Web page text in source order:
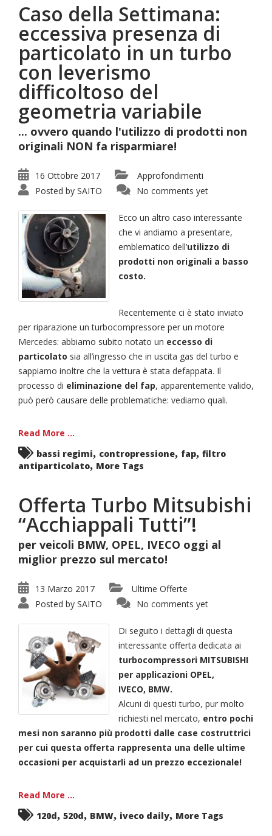
Caso della Settimana:
eccessiva presenza di
particolato in un turbo
con leverismo
difficoltoso del
geometria variabile
... ovvero quando l'utilizzo di prodotti non
originali NON fa risparmiare!
16 Ottobre 2017
Approfondimenti
Posted by SAITO No comments yet
Ecco un altro caso interessante
che vi andiamo a presentare,
emblematico dell’utilizzo di
prodotti non originali a basso
costo.
Recentemente ci è stato inviato
per riparazione un turbocompressore per un motore
Mercedes: abbiamo subito notato un eccesso di
particolato sia all’ingresso che in uscita gas del turbo e
sappiamo inoltre che la vettura è stata defappata. Il
processo di eliminazione del fap, apparentemente valido,
può però causare delle problematiche: vediamo quali.
Read More ...
bassi regimi, contropressione, fap, filtro
antiparticolato, More Tags
Offerta Turbo Mitsubishi
“Acchiappali Tutti”!
per veicoli BMW, OPEL, IVECO oggi al
miglior prezzo sul mercato!
13 Marzo 2017
Ultime Offerte
Posted by SAITO No comments yet
Di seguito i dettagli di questa
interessante offerta dedicata ai
turbocompressori MITSUBISHI
per applicazioni OPEL,
IVECO, BMW.
Alcuni di questi turbo, pur molto
richiesti nel mercato, entro pochi
mesi non saranno più prodotti dalle case costruttrici
per cui questa offerta rappresenta una delle ultime
occasioni per acquistarli ad un prezzo eccezionale!
Read More ...
120d, 520d, BMW, iveco daily, More Tags